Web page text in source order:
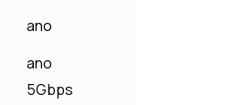
ano
ano
5Gbps